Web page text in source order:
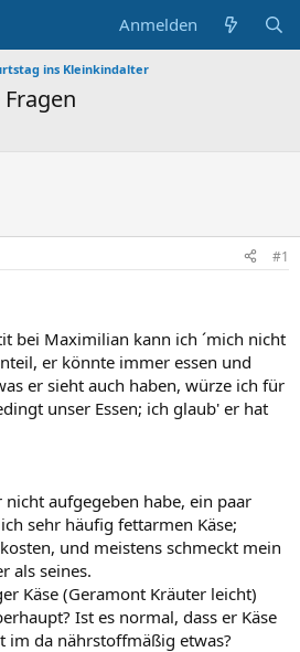
Anmelden
ins Kleinkindalter
#1
bei Maximilian kann ich ´mich nicht
er könnte immer essen und
er sieht auch haben, würze ich für
unser Essen; ich glaub' er hat
aufgegeben habe, ein paar
sehr häufig fettarmen Käse;
und meistens schmeckt mein
als seines.
Käse (Geramont Kräuter leicht)
Ist es normal, dass er Käse
im da nährstoffmäßig etwas?